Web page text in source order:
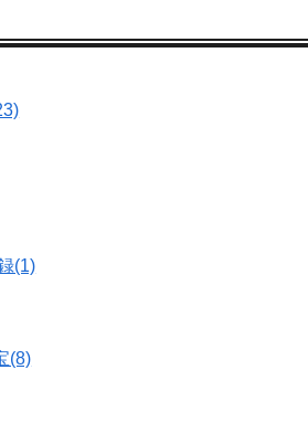
(1)
(8)